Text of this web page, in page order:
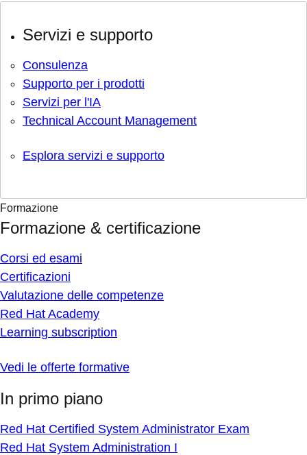
Servizi e supporto
Consulenza
Supporto per i prodotti
Servizi per l'IA
Technical Account Management
Esplora servizi e supporto
Formazione
Formazione & certificazione
Corsi ed esami
Certificazioni
Valutazione delle competenze
Red Hat Academy
Learning subscription
Vedi le offerte formative
In primo piano
Red Hat Certified System Administrator Exam
Red Hat System Administration I